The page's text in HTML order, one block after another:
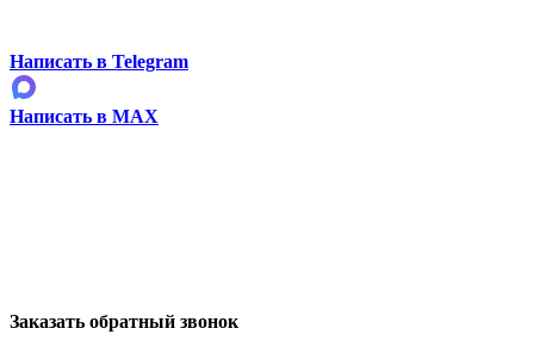
Написать в Telegram
Написать в MAX
Заказать обратный звонок